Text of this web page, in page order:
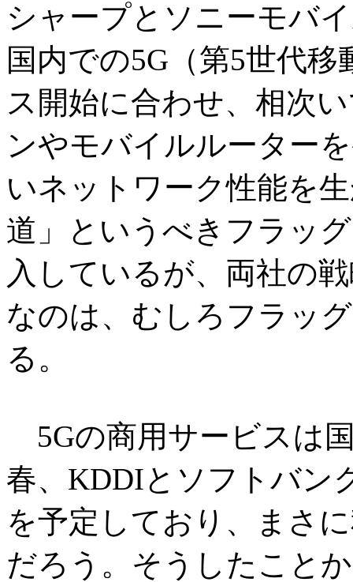
シャープとソニーモバ
国内での5G（第5世代
ス開始に合わせ、相次
ンやモバイルルーター
いネットワーク性能を
道」というべきフラッ
入しているが、両社の
なのは、むしろフラッ
る。
5Gの商用サービスは
春、KDDIとソフトバン
を予定しており、まさ
だろう。そうしたこと